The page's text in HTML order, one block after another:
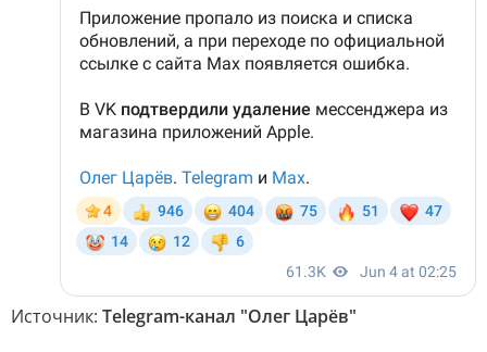
Источник: Telegram-канал "Олег Царёв"